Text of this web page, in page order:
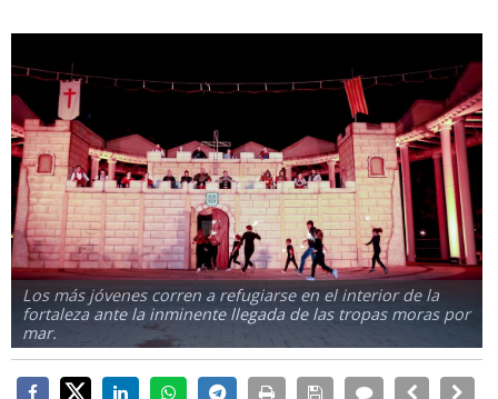
Los más jóvenes corren a refugiarse en el interior de la
fortaleza ante la inminente llegada de las tropas moras por
mar.